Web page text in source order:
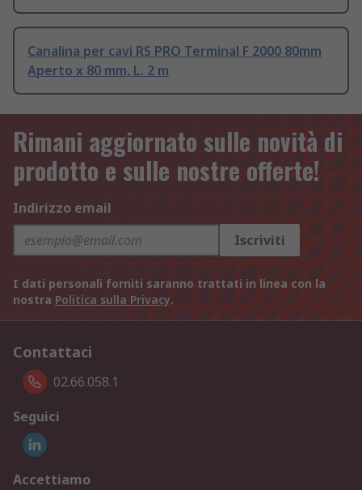
Canalina per cavi RS PRO Terminal F 2000 80mm
Aperto x 80 mm, L. 2 m
Rimani aggiornato sulle novità di
prodotto e sulle nostre offerte!
Indirizzo email
Iscriviti
I dati personali forniti saranno trattati in linea con la
nostra Politica sulla Privacy.
Contattaci
02.66.058.1
Seguici
Accettiamo